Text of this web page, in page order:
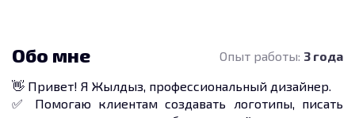
Обо мне Опыт работы: 3 года
👋 Привет! Я Жылдыз, профессиональный дизайнер.
✅ Помогаю клиентам создавать логотипы, писать